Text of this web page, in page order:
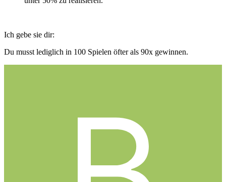
Ich gebe sie dir:
Du musst lediglich in 100 Spielen öfter als 90x gewinnen.